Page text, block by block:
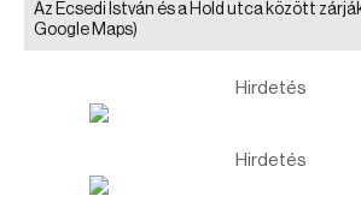
Az Ecsedi István és a Hold utca között
Google Maps)
Hirdetés
Hirdetés